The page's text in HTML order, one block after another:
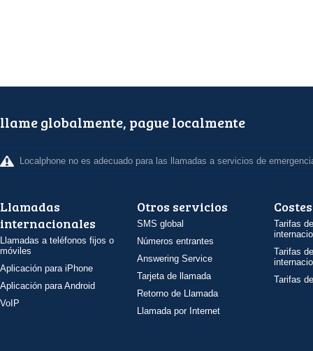
llame globalmente, pague localmente
Localphone no es adecuado para las llamadas a servicios de
Llamadas
internacionales
Llamadas a teléfonos fijos o
móviles
Aplicación para iPhone
Aplicación para Android
VoIP
Otros servicios
SMS global
Números entrantes
Answering Service
Tarjeta de llamada
Retorno de Llamada
Llamada por Internet
Costes
Tarifas
Tarifas
Tarifas